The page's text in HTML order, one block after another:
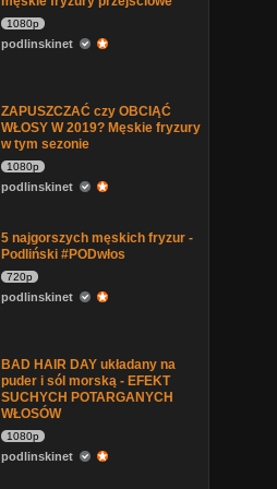
1080p
podlinskinet
ZAPUSZCZAĆ czy OBCIĄĆ
WŁOSY W 2019? Męskie fryzury
w tym sezonie
1080p
podlinskinet
5 najgorszych męskich fryzur -
Podliński #PODwłos
720p
podlinskinet
BAD HAIR DAY układany na
puder i sól morską - EFEKT
SUCHYCH POTARGANYCH
WŁOSÓW
1080p
podlinskinet